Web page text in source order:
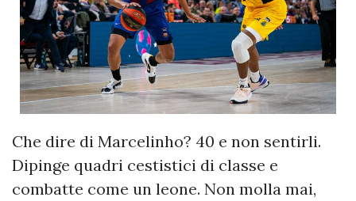
Che dire di Marcelinho? 40 e non sentirli.
Dipinge quadri cestistici di classe e
combatte come un leone. Non molla mai,